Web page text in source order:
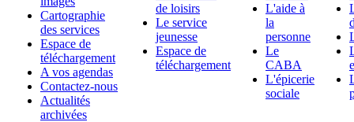
Cartographie
des services
Espace de
téléchargement
A vos agendas
Contactez-nous
Actualités
archivées
de loisirs
Le service
jeunesse
Espace de
téléchargement
L'aide à
la
personne
Le
CABA
L'épicerie
sociale